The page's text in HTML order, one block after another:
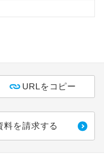
URLをコピー
料を請求する
り年齢に制限があるコース
が指定なので、ご出発の計
利です。